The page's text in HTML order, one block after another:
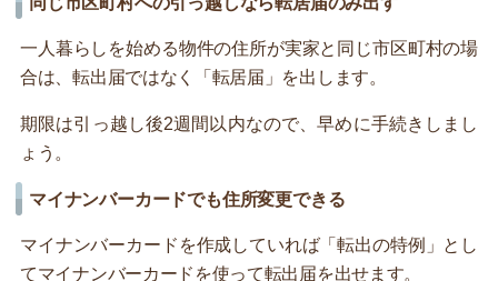
一人暮らしを始める物件の住所が実家と同じ市区町村の場
合は、転出届ではなく「転居届」を出します。
期限は引っ越し後2週間以内なので、早めに手続きしまし
ょう。
マイナンバーカードでも住所変更できる
マイナンバーカードを作成していれば「転出の特例」とし
てマイナンバーカードを使って転出届を出せます。